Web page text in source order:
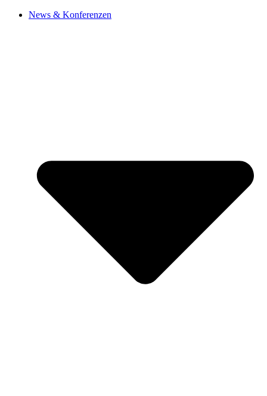
Zum
News & Konferenzen